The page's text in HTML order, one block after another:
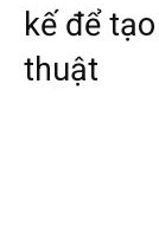
kế để
thuật